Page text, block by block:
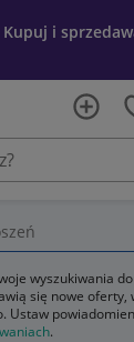
i
wyszukiwania
się nowe oferty,
Ustaw
.